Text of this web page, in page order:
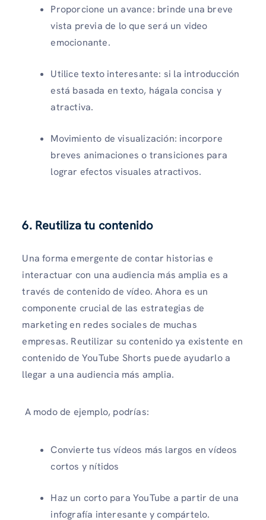
Proporcione un avance: brinde una breve
vista previa de lo que será un video
emocionante.
Utilice texto interesante: si la introducción
está basada en texto, hágala concisa y
atractiva.
Movimiento de visualización: incorpore
breves animaciones o transiciones para
lograr efectos visuales atractivos.
6. Reutiliza tu contenido
Una forma emergente de contar historias e
interactuar con una audiencia más amplia es a
través de contenido de vídeo. Ahora es un
componente crucial de las estrategias de
marketing en redes sociales de muchas
empresas. Reutilizar su contenido ya existente en
contenido de YouTube Shorts puede ayudarlo a
llegar a una audiencia más amplia.
A modo de ejemplo, podrías:
Convierte tus vídeos más largos en vídeos
cortos y nítidos
Haz un corto para YouTube a partir de una
infografía interesante y compártelo.